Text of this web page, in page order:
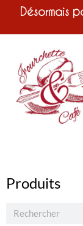
Désormais
Produits